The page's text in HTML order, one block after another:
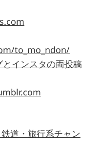
to_mo_ndon/
インスタの両投稿